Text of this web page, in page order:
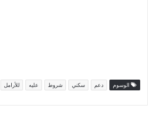
الوسوم دعم سكني شروط عليه للأرامل